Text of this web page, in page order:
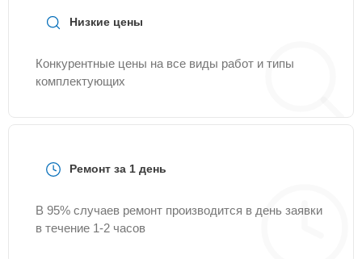
Низкие цены
Конкурентные цены на все виды работ и типы
комплектующих
Ремонт за 1 день
В 95% случаев ремонт производится в день заявки
в течение 1-2 часов